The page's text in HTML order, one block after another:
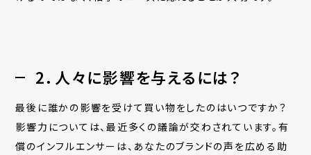
2．人々に影響を与えるには？
最後に誰かの影響を受けて買い物をしたのはいつですか？
影響力については、最近多くの議論が交わされています。有
償のインフルエンサーは、あなたのブランドの声を広める助